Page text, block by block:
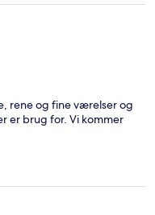
rene og fine værelser og
er brug for. Vi kommer